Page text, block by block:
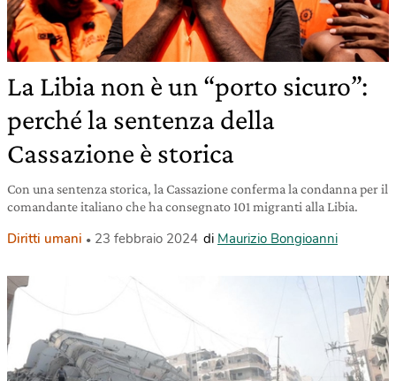
La Libia non è un “porto sicuro”:
perché la sentenza della
Cassazione è storica
Con una sentenza storica, la Cassazione conferma la condanna per il
comandante italiano che ha consegnato 101 migranti alla Libia.
Diritti umani 23 febbraio 2024 di Maurizio Bongioanni